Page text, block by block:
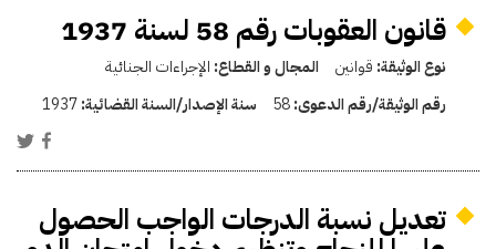
قانون العقوبات رقم 58 لسنة 1937
نوع الوثيقة: قوانين المجال و القطاع: الإجراءات الجنائية
رقم الوثيقة/رقم الدعوى:58 سنة الإصدار/السنة القضائية:1937
تعديل نسبة الدرجات الواجب الحصول